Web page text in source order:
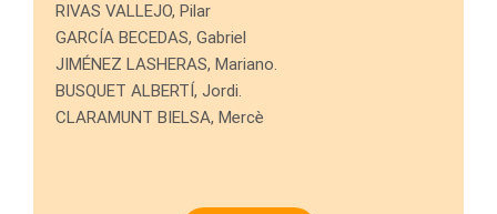
RIVAS VALLEJO, Pilar
GARCÍA BECEDAS, Gabriel
JIMÉNEZ LASHERAS, Mariano.
BUSQUET ALBERTÍ, Jordi.
CLARAMUNT BIELSA, Mercè